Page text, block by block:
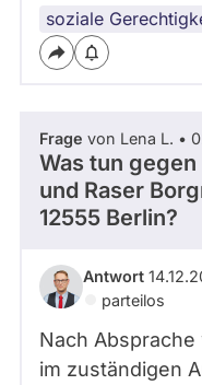
L
I
N
soziale
Frage von Lena L. •
Was tun
und Raser
12555 Berlin?
Antwort
parteilos
Nach
im zuständigen